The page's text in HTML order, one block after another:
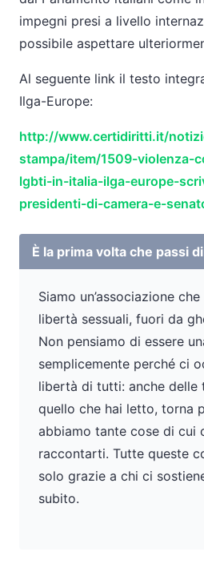
impegni presi a livello
possibile aspettare
Al seguente link il testo
Ilga-Europe:
http://www.certidiritti.it/
stampa/item/1509-violenza-
lgbti-in-italia-ilga-europe-
presidenti-di-camera-e-
È la prima volta che passi
Siamo un’associazione
libertà sessuali, fuori da
Non pensiamo di essere
semplicemente perché ci
libertà di tutti: anche delle
quello che hai letto, torna
abbiamo tante cose di cui
raccontarti. Tutte queste
solo grazie a chi ci
subito.